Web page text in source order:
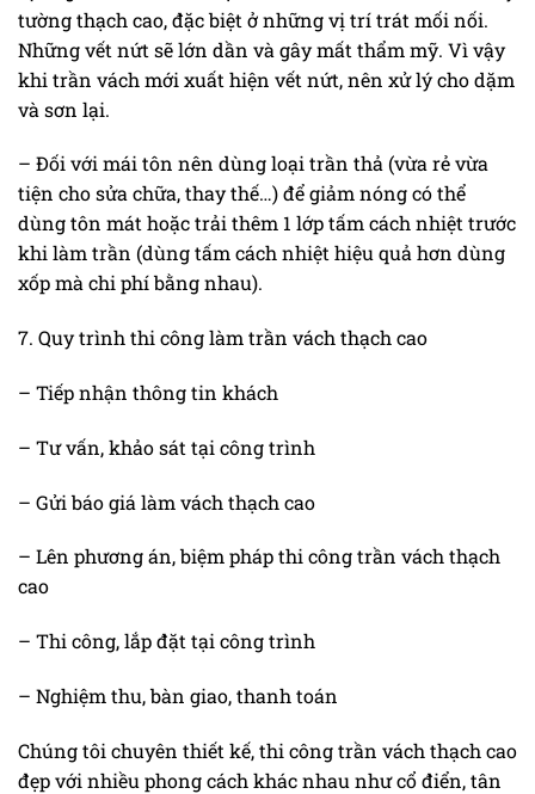
tường thạch cao, đặc biệt ở những vị trí trát mối nối.
Những vết nứt sẽ lớn dần và gây mất thẩm mỹ. Vì vậy
khi trần vách mới xuất hiện vết nứt, nên xử lý cho dặm
và sơn lại.
– Đối với mái tôn nên dùng loại trần thả (vừa rẻ vừa
tiện cho sửa chữa, thay thế…) để giảm nóng có thể
dùng tôn mát hoặc trải thêm 1 lớp tấm cách nhiệt trước
khi làm trần (dùng tấm cách nhiệt hiệu quả hơn dùng
xốp mà chi phí bằng nhau).
7. Quy trình thi công làm trần vách thạch cao
– Tiếp nhận thông tin khách
– Tư vấn, khảo sát tại công trình
– Gửi báo giá làm vách thạch cao
– Lên phương án, biệm pháp thi công trần vách thạch
cao
– Thi công, lắp đặt tại công trình
– Nghiệm thu, bàn giao, thanh toán
Chúng tôi chuyên thiết kế, thi công trần vách thạch cao
đẹp với nhiều phong cách khác nhau như cổ điển, tân